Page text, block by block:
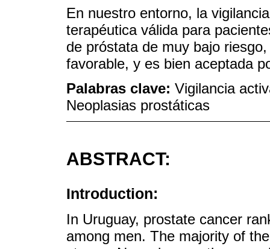
En nuestro entorno, la
terapéutica válida para
de próstata de muy bajo
favorable, y es bien aceptada
Palabras clave: Vigilancia
Neoplasias prostáticas
ABSTRACT:
Introduction:
In Uruguay, prostate cancer
among men. The majority of